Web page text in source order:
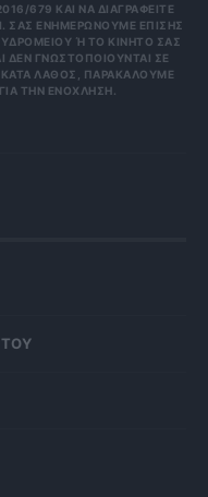
ΚΑΙ ΝΑ ΔΙΑΓΡΑΦΕΊΤΕ ΚΆΝ
ΕΝΗΜΕΡΏΝΟΥΜΕ ΕΠΊΣΗΣ ΌΤΙ
Ή ΤΟ ΚΙΝΗΤΌ ΣΑΣ ΤΗΛΈ
ΣΕ ΤΡΊΤ
ΠΑΡΑΚΑΛΟΎΜΕ ΔΕΧΘ
ΕΝΌΧΛΗΣΗ.